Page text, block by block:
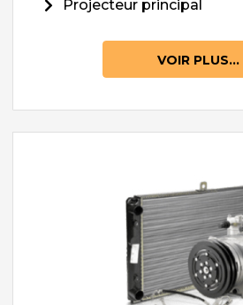
Projecteur principal
VOIR PLUS...